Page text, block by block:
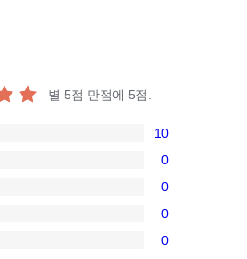
별 5점 만점에 5점.
10
0
0
0
0